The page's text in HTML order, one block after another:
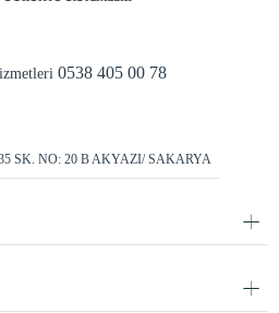
0538 405 00 78
SK. NO: 20 B AKYAZI/ SAKARYA